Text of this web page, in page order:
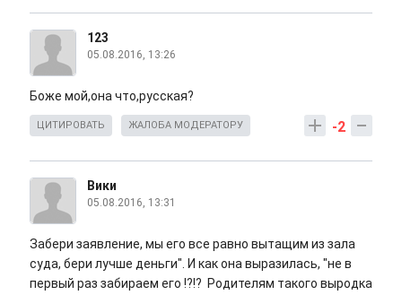
123
05.08.2016, 13:26
Боже мой,она что,русская?
-2
ЦИТИРОВАТЬ ЖАЛОБА МОДЕРАТОРУ
Вики
05.08.2016, 13:31
Забери заявление, мы его все равно вытащим из зала
суда, бери лучше деньги". И как она выразилась, "не в
первый раз забираем его !?!? Родителям такого выродка